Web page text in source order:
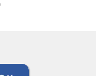
Santos